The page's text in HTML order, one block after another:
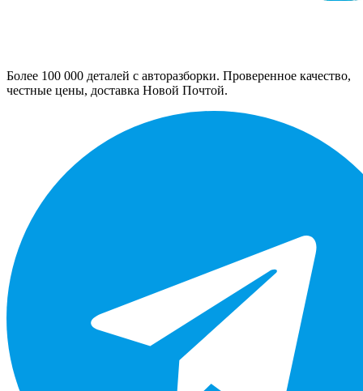
Более 100 000 деталей с авторазборки. Проверенное качество,
честные цены, доставка Новой Почтой.